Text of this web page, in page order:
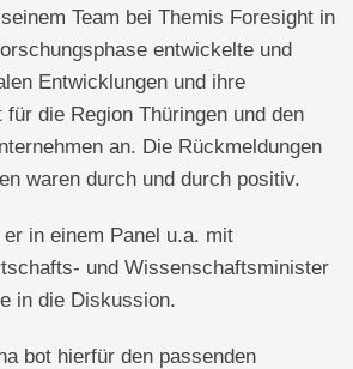
Team bei Themis Foresight in
entwickelte und
Entwicklungen und ihre
für die Region Thüringen und den
an. Die Rückmeldungen
waren durch und durch positiv.
in einem Panel u.a. mit
und Wissenschaftsminister
in die Diskussion.
bot hierfür den passenden